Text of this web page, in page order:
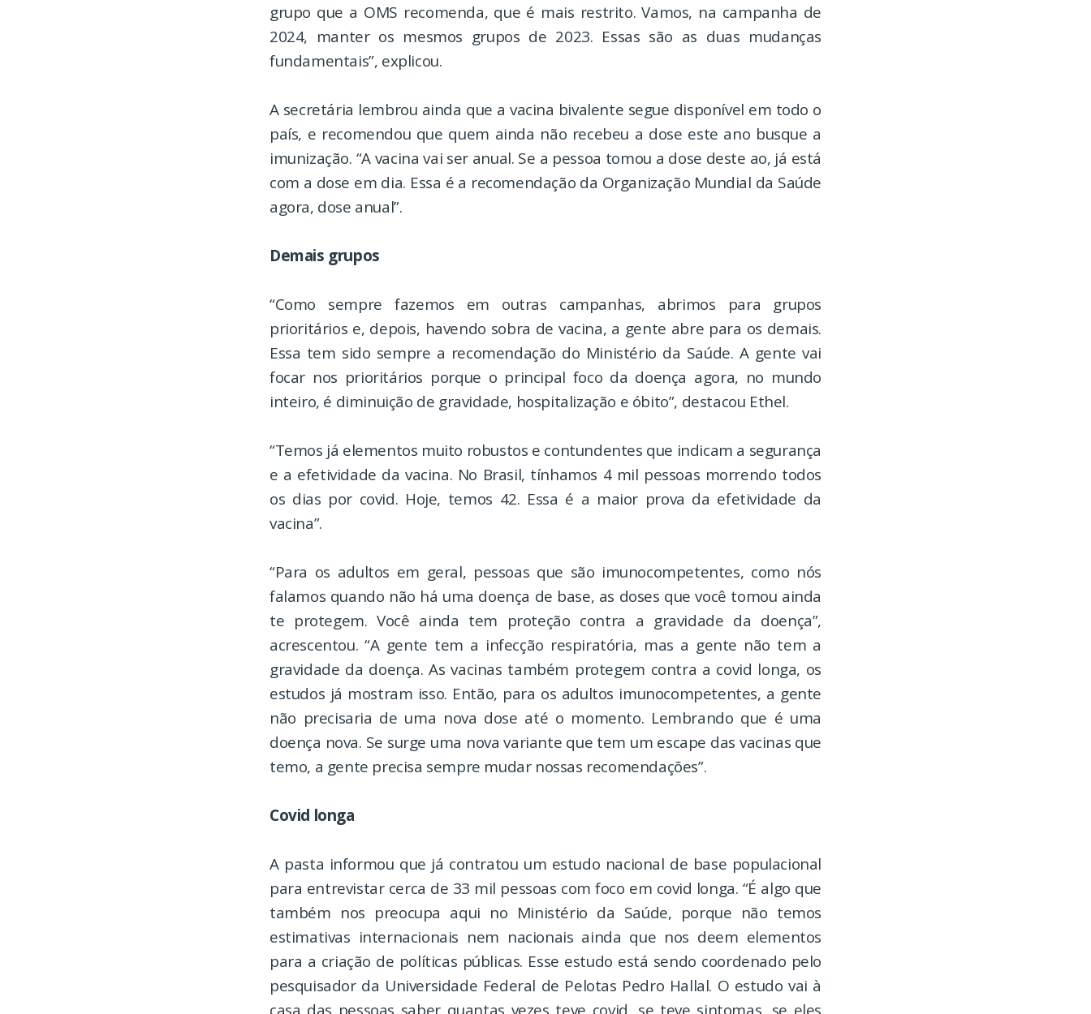
grupo que a OMS recomenda, que é mais restrito. Vamos, na campanha de
2024, manter os mesmos grupos de 2023. Essas são as duas mudanças
fundamentais”, explicou.
A secretária lembrou ainda que a vacina bivalente segue disponível em todo o
país, e recomendou que quem ainda não recebeu a dose este ano busque a
imunização. “A vacina vai ser anual. Se a pessoa tomou a dose deste ao, já está
com a dose em dia. Essa é a recomendação da Organização Mundial da Saúde
agora, dose anual”.
Demais grupos
“Como sempre fazemos em outras campanhas, abrimos para grupos
prioritários e, depois, havendo sobra de vacina, a gente abre para os demais.
Essa tem sido sempre a recomendação do Ministério da Saúde. A gente vai
focar nos prioritários porque o principal foco da doença agora, no mundo
inteiro, é diminuição de gravidade, hospitalização e óbito”, destacou Ethel.
“Temos já elementos muito robustos e contundentes que indicam a segurança
e a efetividade da vacina. No Brasil, tínhamos 4 mil pessoas morrendo todos
os dias por covid. Hoje, temos 42. Essa é a maior prova da efetividade da
vacina”.
“Para os adultos em geral, pessoas que são imunocompetentes, como nós
falamos quando não há uma doença de base, as doses que você tomou ainda
te protegem. Você ainda tem proteção contra a gravidade da doença”,
acrescentou. “A gente tem a infecção respiratória, mas a gente não tem a
gravidade da doença. As vacinas também protegem contra a covid longa, os
estudos já mostram isso. Então, para os adultos imunocompetentes, a gente
não precisaria de uma nova dose até o momento. Lembrando que é uma
doença nova. Se surge uma nova variante que tem um escape das vacinas que
temo, a gente precisa sempre mudar nossas recomendações”.
Covid longa
A pasta informou que já contratou um estudo nacional de base populacional
para entrevistar cerca de 33 mil pessoas com foco em covid longa. “É algo que
também nos preocupa aqui no Ministério da Saúde, porque não temos
estimativas internacionais nem nacionais ainda que nos deem elementos
para a criação de políticas públicas. Esse estudo está sendo coordenado pelo
pesquisador da Universidade Federal de Pelotas Pedro Hallal. O estudo vai à
casa das pessoas saber quantas vezes teve covid, se teve sintomas, se eles